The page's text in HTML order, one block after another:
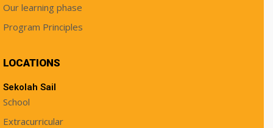
Our learning phase
Program Principles
LOCATIONS
Sekolah Sail
School
Extracurricular